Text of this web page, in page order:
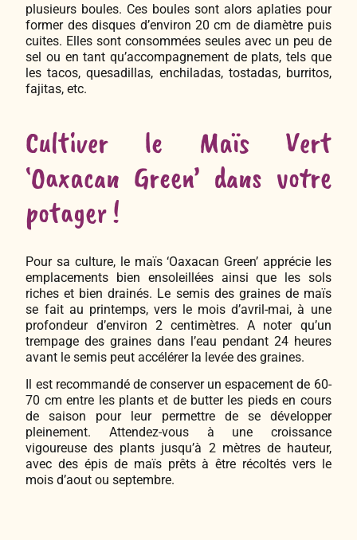
plusieurs boules. Ces boules sont alors aplaties pour
former des disques d’environ 20 cm de diamètre puis
cuites. Elles sont consommées seules avec un peu de
sel ou en tant qu’accompagnement de plats, tels que
les tacos, quesadillas, enchiladas, tostadas, burritos,
fajitas, etc.
Cultiver le Maïs Vert
‘Oaxacan Green’ dans votre
potager !
Pour sa culture, le maïs ‘Oaxacan Green’ apprécie les
emplacements bien ensoleillées ainsi que les sols
riches et bien drainés. Le semis des graines de maïs
se fait au printemps, vers le mois d’avril-mai, à une
profondeur d’environ 2 centimètres. A noter qu’un
trempage des graines dans l’eau pendant 24 heures
avant le semis peut accélérer la levée des graines.
Il est recommandé de conserver un espacement de 60-
70 cm entre les plants et de butter les pieds en cours
de saison pour leur permettre de se développer
pleinement. Attendez-vous à une croissance
vigoureuse des plants jusqu’à 2 mètres de hauteur,
avec des épis de maïs prêts à être récoltés vers le
mois d’aout ou septembre.